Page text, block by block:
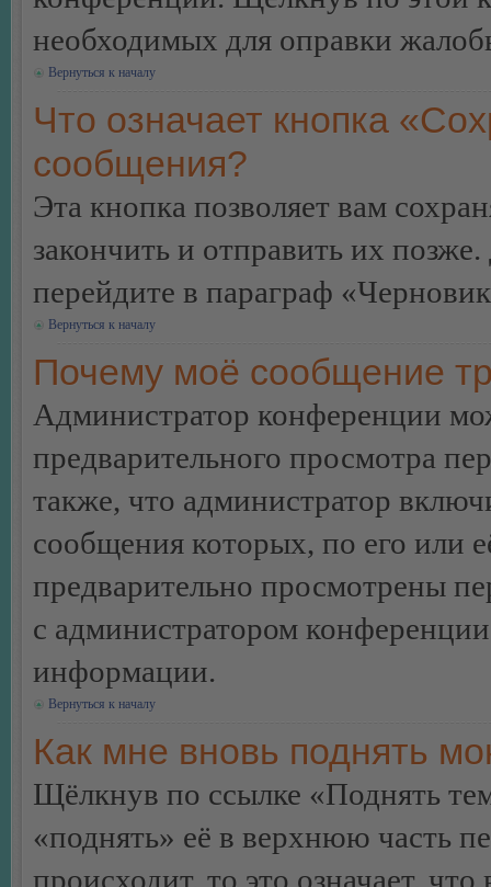
необходимых для оправки
Вернуться к началу
Что означает кнопка
сообщения?
Эта кнопка позволяет вам
закончить и отправить их
перейдите в параграф
Вернуться к началу
Почему моё сообщение
Администратор конференции
предварительного просмотра
также, что администратор
сообщения которых, по его или
предварительно просмотрены
с администратором
информации.
Вернуться к началу
Как мне вновь поднять
Щёлкнув по ссылке «Поднять
«поднять» её в верхнюю часть
происходит, то это означает,